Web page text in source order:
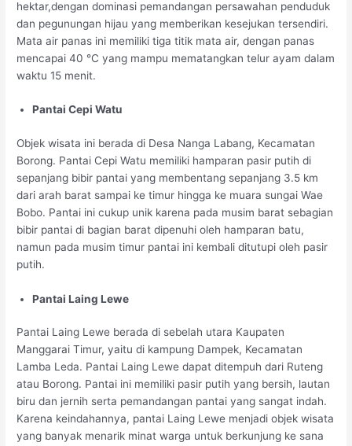
hektar,dengan dominasi pemandangan persawahan penduduk
dan pegunungan hijau yang memberikan kesejukan tersendiri.
Mata air panas ini memiliki tiga titik mata air, dengan panas
mencapai 40 °C yang mampu mematangkan telur ayam dalam
waktu 15 menit.
Pantai Cepi Watu
Objek wisata ini berada di Desa Nanga Labang, Kecamatan
Borong. Pantai Cepi Watu memiliki hamparan pasir putih di
sepanjang bibir pantai yang membentang sepanjang 3.5 km
dari arah barat sampai ke timur hingga ke muara sungai Wae
Bobo. Pantai ini cukup unik karena pada musim barat sebagian
bibir pantai di bagian barat dipenuhi oleh hamparan batu,
namun pada musim timur pantai ini kembali ditutupi oleh pasir
putih.
Pantai Laing Lewe
Pantai Laing Lewe berada di sebelah utara Kaupaten
Manggarai Timur, yaitu di kampung Dampek, Kecamatan
Lamba Leda. Pantai Laing Lewe dapat ditempuh dari Ruteng
atau Borong. Pantai ini memiliki pasir putih yang bersih, lautan
biru dan jernih serta pemandangan pantai yang sangat indah.
Karena keindahannya, pantai Laing Lewe menjadi objek wisata
yang banyak menarik minat warga untuk berkunjung ke sana